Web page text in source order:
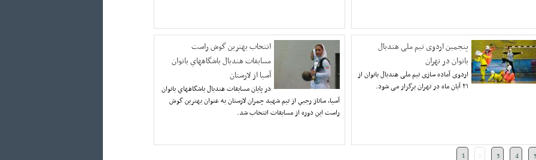
پنجمين اردوی تیم ملی هندبال
بانوان در تهران
اردوی آماده سازی تیم ملی هندبال بانوان از
٢١ آبان ماه در تهران برگزار می شود.
انتخاب بهترين گوش راست
مسابقات هندبال باشگاههاي بانوان
آسيا از لارستان
در پايان مسابقات هندبال باشگاههاي بانوان
آسيا، ساناز رجبي از تيم شهيد چمران لارستان به عنوان بهترين گوش
راست اين دوره از مسابقات انتخاب شد.
1 2 3 4